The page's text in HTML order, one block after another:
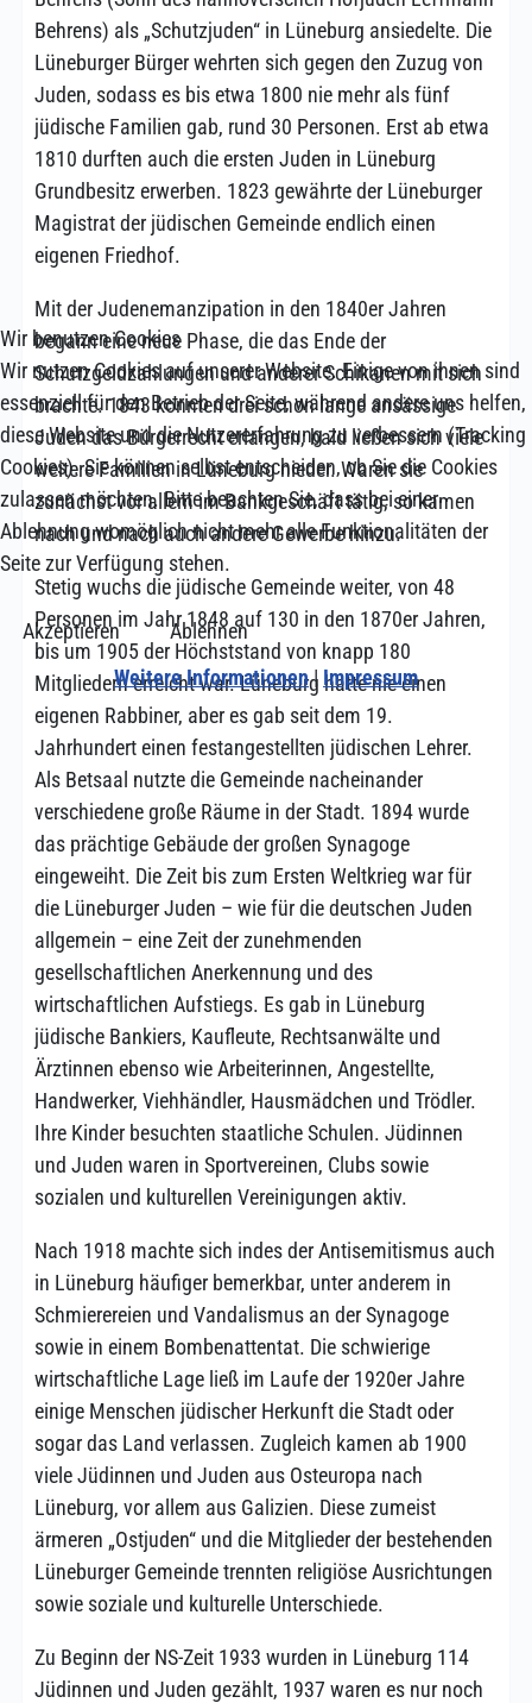
Behrens) als „Schutzjuden“ in Lüneburg ansiedelte. Die
Lüneburger Bürger wehrten sich gegen den Zuzug von
Juden, sodass es bis etwa 1800 nie mehr als fünf
jüdische Familien gab, rund 30 Personen. Erst ab etwa
1810 durften auch die ersten Juden in Lüneburg
Grundbesitz erwerben. 1823 gewährte der Lüneburger
Magistrat der jüdischen Gemeinde endlich einen
eigenen Friedhof.
Mit der Judenemanzipation in den 1840er Jahren
begann eine neue Phase, die das Ende der
Schutzgeldzahlungen und anderer Schikanen mit sich
brachte. 1843 konnten drei schon lange ansässige
Juden das Bürgerrecht erlangen, bald ließen sich viele
weitere Familien in Lüneburg nieder. Waren sie
zunächst vor allem im Bankgeschäft tätig, so kamen
nach und nach auch andere Gewerbe hinzu.
Stetig wuchs die jüdische Gemeinde weiter, von 48
Personen im Jahr 1848 auf 130 in den 1870er Jahren,
bis um 1905 der Höchststand von knapp 180
Mitgliedern erreicht war. Lüneburg hatte nie einen
eigenen Rabbiner, aber es gab seit dem 19.
Jahrhundert einen festangestellten jüdischen Lehrer.
Als Betsaal nutzte die Gemeinde nacheinander
verschiedene große Räume in der Stadt. 1894 wurde
das prächtige Gebäude der großen Synagoge
eingeweiht. Die Zeit bis zum Ersten Weltkrieg war für
die Lüneburger Juden – wie für die deutschen Juden
allgemein – eine Zeit der zunehmenden
gesellschaftlichen Anerkennung und des
wirtschaftlichen Aufstiegs. Es gab in Lüneburg
jüdische Bankiers, Kaufleute, Rechtsanwälte und
Ärztinnen ebenso wie Arbeiterinnen, Angestellte,
Handwerker, Viehhändler, Hausmädchen und Trödler.
Ihre Kinder besuchten staatliche Schulen. Jüdinnen
und Juden waren in Sportvereinen, Clubs sowie
sozialen und kulturellen Vereinigungen aktiv.
Nach 1918 machte sich indes der Antisemitismus auch
in Lüneburg häufiger bemerkbar, unter anderem in
Schmierereien und Vandalismus an der Synagoge
sowie in einem Bombenattentat. Die schwierige
wirtschaftliche Lage ließ im Laufe der 1920er Jahre
einige Menschen jüdischer Herkunft die Stadt oder
sogar das Land verlassen. Zugleich kamen ab 1900
viele Jüdinnen und Juden aus Osteuropa nach
Lüneburg, vor allem aus Galizien. Diese zumeist
ärmeren „Ostjuden“ und die Mitglieder der bestehenden
Lüneburger Gemeinde trennten religiöse Ausrichtungen
sowie soziale und kulturelle Unterschiede.
Zu Beginn der NS-Zeit 1933 wurden in Lüneburg 114
Jüdinnen und Juden gezählt, 1937 waren es nur noch
Wir benutzen Cookies
Wir nutzen Cookies auf unserer Website. Einige von ihnen sind
essenziell für den Betrieb der Seite, während andere uns helfen,
diese Website und die Nutzererfahrung zu verbessern (Tracking
Cookies). Sie können selbst entscheiden, ob Sie die Cookies
zulassen möchten. Bitte beachten Sie, dass bei einer
Ablehnung womöglich nicht mehr alle Funktionalitäten der
Seite zur Verfügung stehen.
Akzeptieren
Ablehnen
Weitere Informationen| Impressum